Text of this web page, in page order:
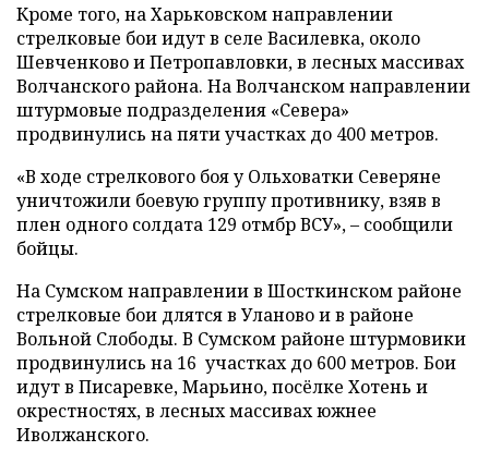
Кроме того, на Харьковском направлении
стрелковые бои идут в селе Василевка, около
Шевченково и Петропавловки, в лесных массивах
Волчанского района. На Волчанском направлении
штурмовые подразделения «Севера»
продвинулись на пяти участках до 400 метров.
«В ходе стрелкового боя у Ольховатки Северяне
уничтожили боевую группу противнику, взяв в
плен одного солдата 129 отмбр ВСУ», – сообщили
бойцы.
На Сумском направлении в Шосткинском районе
стрелковые бои длятся в Уланово и в районе
Вольной Слободы. В Сумском районе штурмовики
продвинулись на 16 участках до 600 метров. Бои
идут в Писаревке, Марьино, посёлке Хотень и
окрестностях, в лесных массивах южнее
Иволжанского.